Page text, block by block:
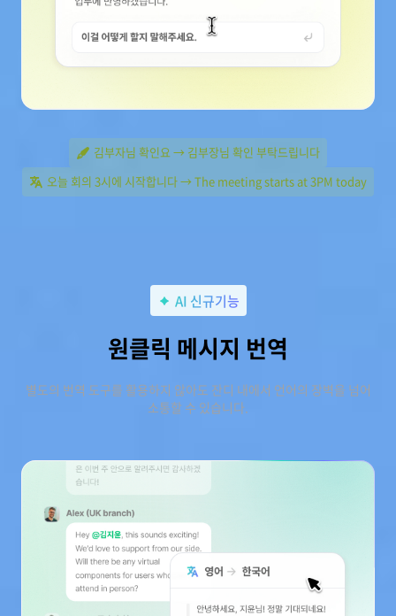
김부자님 확인요 → 김부장님 확인 부탁드립니다
오늘 회의 3시에 시작합니다 → The meeting starts at 3PM today
AI 신규기능
원클릭 메시지 번역
별도의 번역 도구를 활용하지 않아도 잔디 내에서 언어의 장벽을 넘어
소통할 수 있습니다.